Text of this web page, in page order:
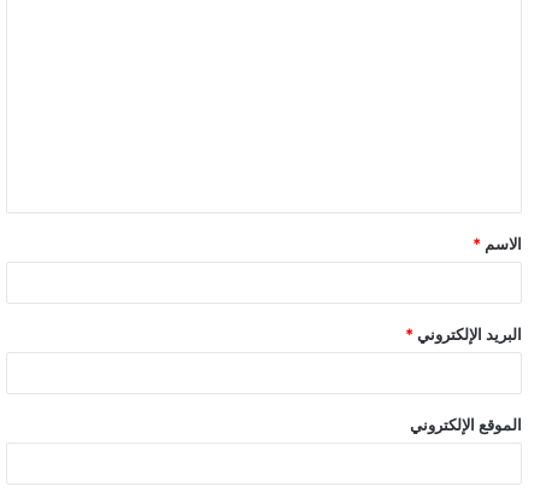
الاسم *
البريد الإلكتروني *
الموقع الإلكتروني